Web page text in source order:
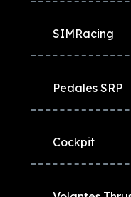
SIMRacing
Pedales SRP
Cockpit